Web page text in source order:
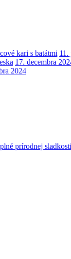
kari s batátmi 11.
17. decembra
2024
prírodnej sladkosti